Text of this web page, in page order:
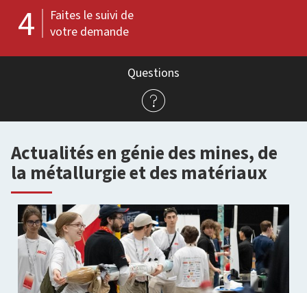
4
Faites le suivi de
votre demande
Questions
Actualités en génie des mines, de
la métallurgie et des matériaux